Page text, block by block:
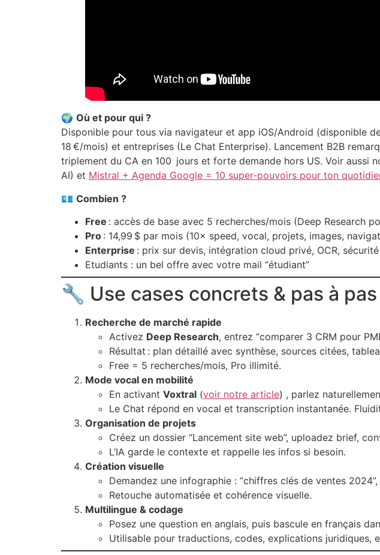
🌍 Où et pour qui ?
Disponible pour tous via navigateur et app iOS/Android (disponible
18 €/mois) et entreprises (Le Chat Enterprise). Lancement B2B
triplement du CA en 100 jours et forte demande hors US. Voir aussi
AI) et Mistral + Agenda Google = 10 super-pouvoirs pour ton
💶 Combien ?
Free : accès de base avec 5 recherches/mois (Deep Research
Pro : 14,99 $ par mois (10× speed, vocal, projets, images,
Enterprise : prix sur devis, intégration cloud privé, OCR,
Etudiants : un bel offre avec votre mail “étudiant”
🔧 Use cases concrets & pas à pas
Recherche de marché rapide
Activez Deep Research, entrez “comparer 3 CRM pour
Résultat : plan détaillé avec synthèse, sources citées,
Free = 5 recherches/mois, Pro illimité.
Mode vocal en mobilité
En activant Voxtral (voir notre article) , parlez
Le Chat répond en vocal et transcription instantanée.
Organisation de projets
Créez un dossier “Lancement site web”, uploadez brief,
L’IA garde le contexte et rappelle les infos si besoin.
Création visuelle
Demandez une infographie : “chiffres clés de ventes
Retouche automatisée et cohérence visuelle.
Multilingue & codage
Posez une question en anglais, puis bascule en français
Utilisable pour traductions, codes, explications juridiques,